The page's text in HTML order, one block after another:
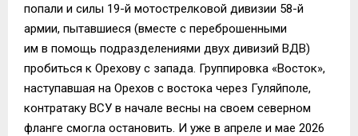
попали и силы 19-й мотострелковой дивизии 58-й
армии, пытавшиеся (вместе с переброшенными
им в помощь подразделениями двух дивизий ВДВ)
пробиться к Орехову с запада. Группировка «Восток»,
наступавшая на Орехов с востока через Гуляйполе,
контратаку ВСУ в начале весны на своем северном
фланге смогла остановить. И уже в апреле и мае 2026